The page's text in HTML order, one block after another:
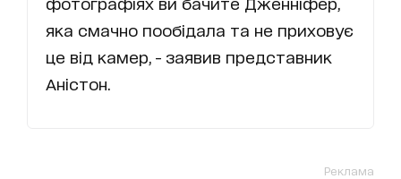
яка смачно пообідала та не приховує
це від камер, - заявив представник
Аністон.
Реклама